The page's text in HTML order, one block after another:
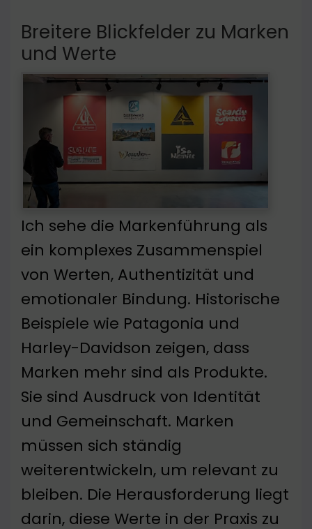
Breitere Blickfelder zu Marken
und Werte
Ich sehe die Markenführung als
ein komplexes Zusammenspiel
von Werten, Authentizität und
emotionaler Bindung. Historische
Beispiele wie Patagonia und
Harley-Davidson zeigen, dass
Marken mehr sind als Produkte.
Sie sind Ausdruck von Identität
und Gemeinschaft. Marken
müssen sich ständig
weiterentwickeln, um relevant zu
bleiben. Die Herausforderung liegt
darin, diese Werte in der Praxis zu